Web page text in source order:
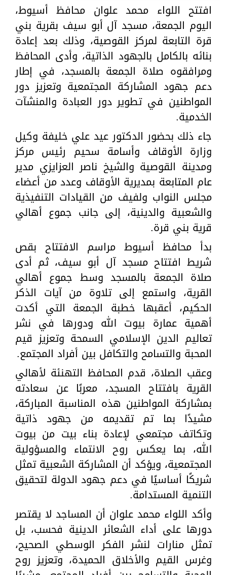
افتتح اللواء محمد علوان محافظ أسيوط،
اليوم الجمعة، مسجد آل أبو سيف بقرية بني
قرة التابعة لمركز القوصية، وذلك بعد إعادة
بنائه بالكامل بالجهود الذاتية، وأدى المحافظ
ومرافقوه صلاة الجمعة بالمسجد، في إطار
دعم جهود المشاركة المجتمعية وتعزيز دور
المواطنين في تطوير دور العبادة والمنشآت
الخدمية.
جاء ذلك بحضور الدكتور عيد علي خليفة وكيل
وزارة الأوقاف وأسامة سحيم رئيس مركز
ومدينة القوصية والشيخ ناصر العزايزي مدير
عام المتابعة بمديرية الأوقاف وعدد من أعضاء
مجلس النواب ولفيف من القيادات التنفيذية
والشعبية والدينية، إلى جانب جموع أهالي
قرية بني قرة.
بدأ محافظ أسيوط مراسم الافتتاح بقص
شريط افتتاح مسجد آل أبو سيف، ثم أدى
صلاة الجمعة بالمسجد وسط جموع أهالي
القرية، واستمع إلى تلاوة من آيات الذكر
الحكيم، أعقبها خطبة الجمعة التي أكدت
أهمية عمارة بيوت الله ودورها في نشر
تعاليم الدين الإسلامي السمحة وتعزيز قيم
المحبة والتسامح والتكافل بين أفراد المجتمع.
وعقب الصلاة، قدم المحافظ التهنئة لأهالي
القرية بافتتاح المسجد، معربًا عن سعادته
بمشاركة المواطنين هذه المناسبة المباركة،
مشيدًا بما تم تقديمه من جهود ذاتية
وتكاتف مجتمعي لإعادة بناء بيت من بيوت
الله، بما يعكس روح الانتماء والمسؤولية
المجتمعية، ويؤكد أن المشاركة الشعبية تمثل
شريكًا أساسيًا في دعم جهود الدولة لتحقيق
التنمية المستدامة.
وأكد اللواء محمد علوان أن المساجد لا يقتصر
دورها على أداء الشعائر الدينية فحسب، بل
تمثل منارات لنشر الفكر الوسطي الصحيح،
وغرس القيم والأخلاق الحميدة، وتعزيز روح